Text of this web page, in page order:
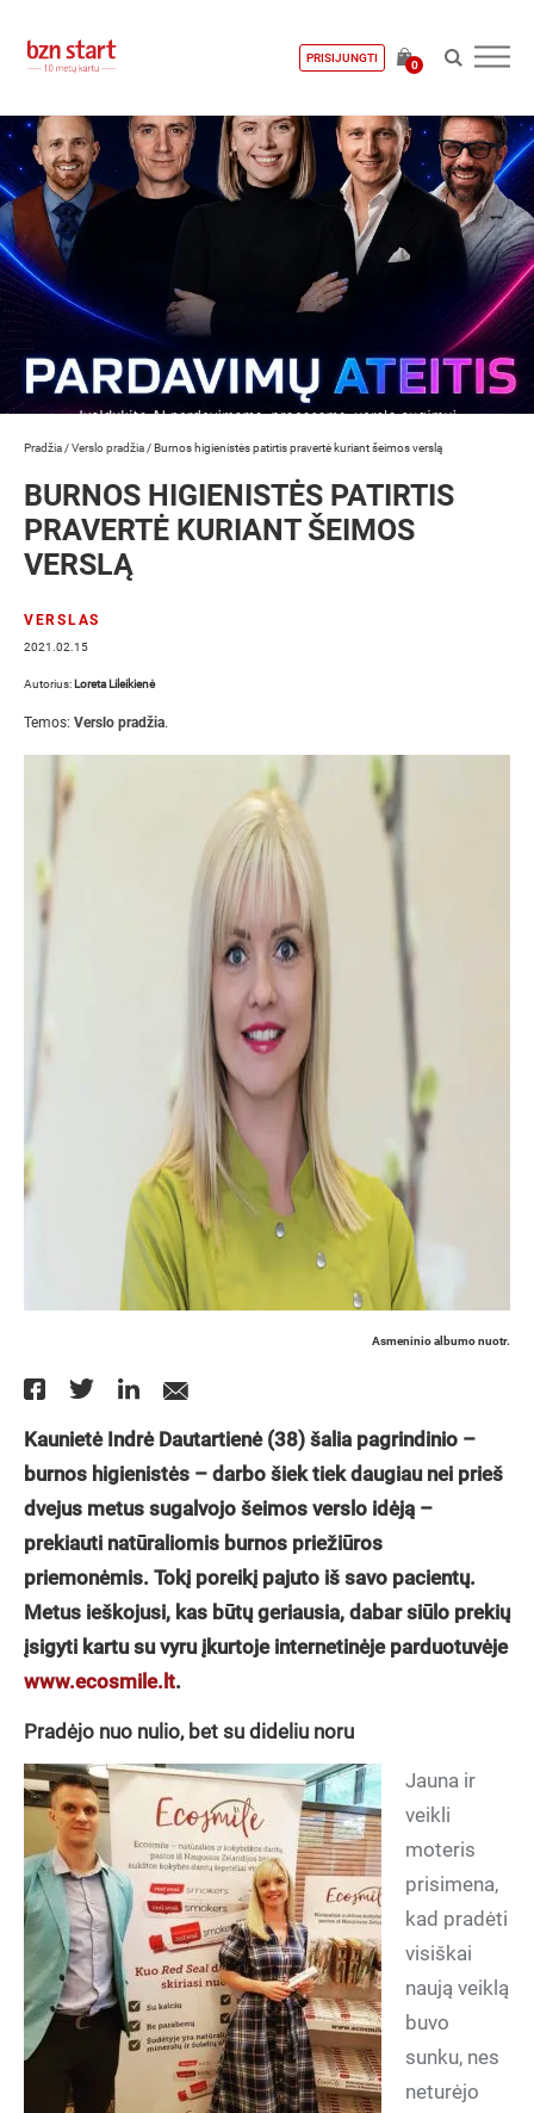
PRISIJUNGTI
0
Pradžia /Verslo pradžia /Burnos higienistės patirtis pravertė kuriant šeimos verslą
BURNOS HIGIENISTĖS PATIRTIS
PRAVERTĖ KURIANT ŠEIMOS
VERSLĄ
VERSLAS
2021.02.15
Autorius: Loreta Lileikienė
Temos: Verslo pradžia.
Asmeninio albumo nuotr.
Kaunietė Indrė Dautartienė (38) šalia pagrindinio –
burnos higienistės – darbo šiek tiek daugiau nei prieš
dvejus metus sugalvojo šeimos verslo idėją –
prekiauti natūraliomis burnos priežiūros
priemonėmis. Tokį poreikį pajuto iš savo pacientų.
Metus ieškojusi, kas būtų geriausia, dabar siūlo prekių
įsigyti kartu su vyru įkurtoje internetinėje parduotuvėje
www.ecosmile.lt.
Pradėjo nuo nulio, bet su dideliu noru
Jauna ir
veikli
moteris
prisimena,
kad pradėti
visiškai
naują veiklą
buvo
sunku, nes
neturėjo